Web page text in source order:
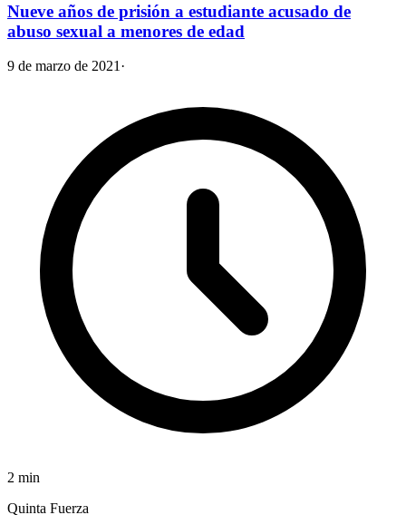
Nueve años de prisión a estudiante acusado de
abuso sexual a menores de edad
9 de marzo de 2021·
2 min
Quinta Fuerza